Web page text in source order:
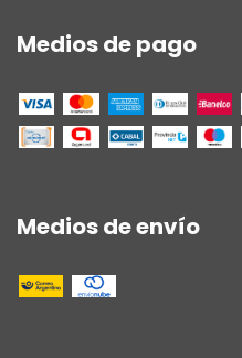
Medios de pago
Medios de envío